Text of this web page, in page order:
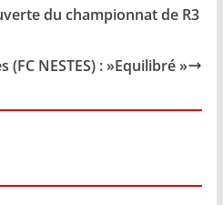
du championnat de R3
(FC NESTES) : »Equilibré »